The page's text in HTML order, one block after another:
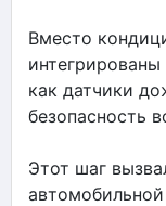
Вместо
как датчики
безопасность
Этот шаг